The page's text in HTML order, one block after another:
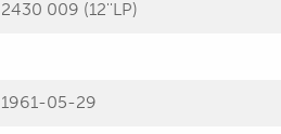
2430 009 (12''LP)
1961-05-29